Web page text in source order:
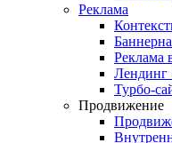
Реклама
Реклама
Лендинг
Турбо-
Продвижение